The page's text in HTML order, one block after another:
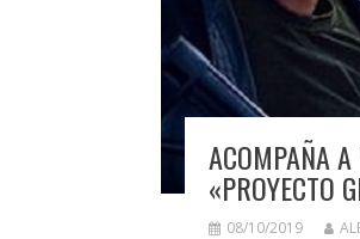
ACOMPAÑA
«PROYECTO
08/10/2019